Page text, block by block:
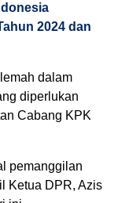
2024 dan
dalam
diperlukan
Cabang KPK
pemanggilan
Ketua DPR, Azis